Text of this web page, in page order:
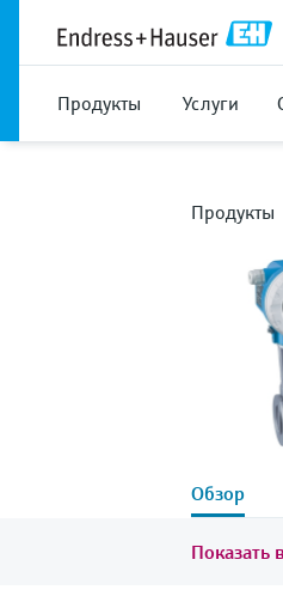
Продукты Услуги
Продукты
Обзор
Показать